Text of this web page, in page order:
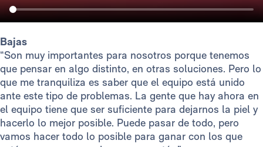
Bajas
“Son muy importantes para nosotros porque tenemos
que pensar en algo distinto, en otras soluciones. Pero lo
que me tranquiliza es saber que el equipo está unido
ante este tipo de problemas. La gente que hay ahora en
el equipo tiene que ser suficiente para dejarnos la piel y
hacerlo lo mejor posible. Puede pasar de todo, pero
vamos hacer todo lo posible para ganar con los que